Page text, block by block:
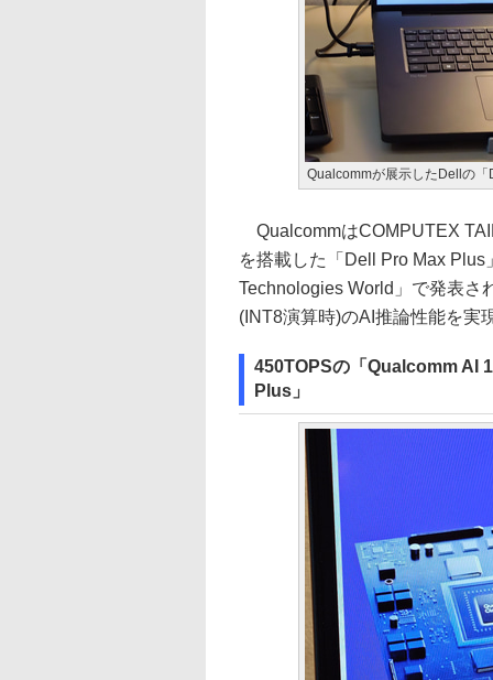
Qualcommが展示したDellの
QualcommはCOMPUTEX
を搭載した「Dell Pro Max
Technologies World」で発表さ
(INT8演算時)のAI推論性能を実
450TOPSの「Qualcomm AI
Plus」